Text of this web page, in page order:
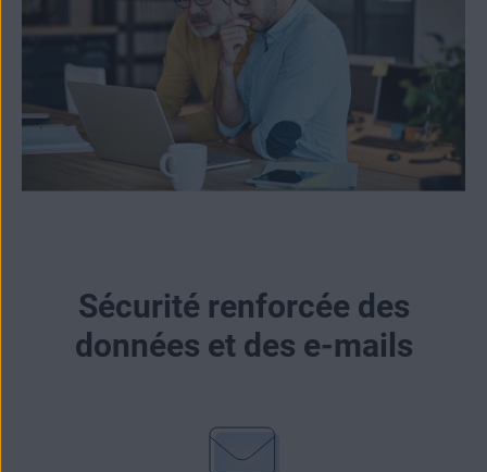
Sécurité renforcée des
données et des e‑mails